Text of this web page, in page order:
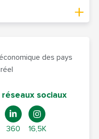
des pays
sociaux
360 16,5K